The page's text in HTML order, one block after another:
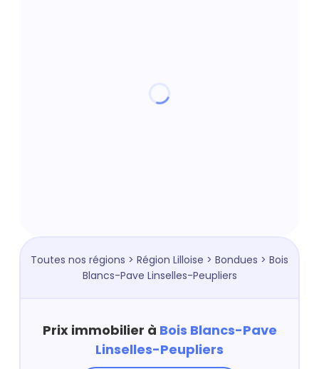
Toutes nos régions > Région Lilloise > Bondues > Bois
Blancs-Pave Linselles-Peupliers
Prix immobilier à Bois Blancs-Pave
Linselles-Peupliers